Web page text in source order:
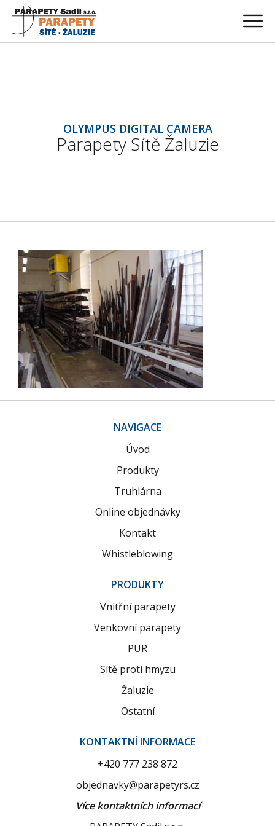
OLYMPUS DIGITAL CAMERA
Parapety Sítě Žaluzie
NAVIGACE
Úvod
Produkty
Truhlárna
Online objednávky
Kontakt
Whistleblowing
PRODUKTY
Vnitřní parapety
Venkovní parapety
PUR
Sítě proti hmyzu
Žaluzie
Ostatní
KONTAKTNÍ INFORMACE
+420 777 238 872
objednavky@parapetyrs.cz
Více kontaktních informací